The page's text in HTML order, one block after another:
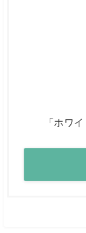
「ホワ